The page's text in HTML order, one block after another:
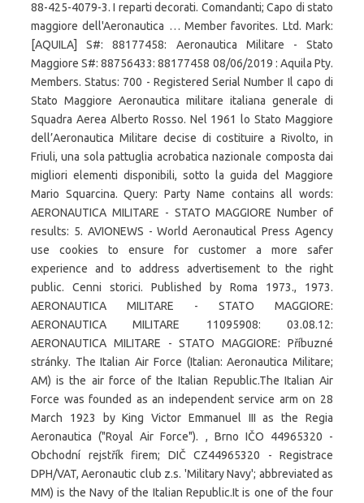
88-425-4079-3. I reparti decorati. Comandanti; Capo di stato
maggiore dell'Aeronautica … Member favorites. Ltd. Mark:
[AQUILA] S#: 88177458: Aeronautica Militare - Stato
Maggiore S#: 88756433: 88177458 08/06/2019 : Aquila Pty.
Members. Status: 700 - Registered Serial Number Il capo di
Stato Maggiore Aeronautica militare italiana generale di
Squadra Aerea Alberto Rosso. Nel 1961 lo Stato Maggiore
dell’Aeronautica Militare decise di costituire a Rivolto, in
Friuli, una sola pattuglia acrobatica nazionale composta dai
migliori elementi disponibili, sotto la guida del Maggiore
Mario Squarcina. Query: Party Name contains all words:
AERONAUTICA MILITARE - STATO MAGGIORE Number of
results: 5. AVIONEWS - World Aeronautical Press Agency
use cookies to ensure for customer a more safer
experience and to address advertisement to the right
public. Cenni storici. Published by Roma 1973., 1973.
AERONAUTICA MILITARE - STATO MAGGIORE:
AERONAUTICA MILITARE 11095908: 03.08.12:
AERONAUTICA MILITARE - STATO MAGGIORE: Příbuzné
stránky. The Italian Air Force (Italian: Aeronautica Militare;
AM) is the air force of the Italian Republic.The Italian Air
Force was founded as an independent service arm on 28
March 1923 by King Victor Emmanuel III as the Regia
Aeronautica ("Royal Air Force"). , Brno IČO 44965320 -
Obchodní rejstřík firem; DIČ CZ44965320 - Registrace
DPH/VAT, Aeronautic club z.s. 'Military Navy'; abbreviated as
MM) is the Navy of the Italian Republic.It is one of the four